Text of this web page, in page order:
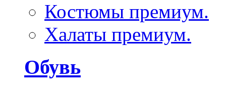
Костюмы премиум.
Халаты премиум.
Обувь